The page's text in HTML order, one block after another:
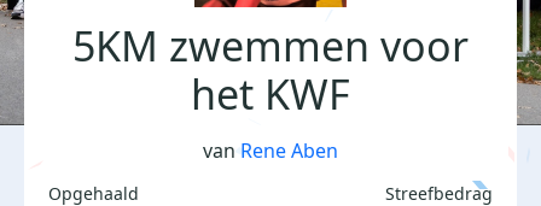
5KM zwemmen voor
het KWF
van Rene Aben
Opgehaald Streefbedrag